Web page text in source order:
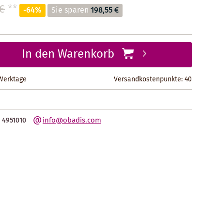
** -64% Sie sparen 198,55 €
In den Warenkorb
Versandkostenpunkte:40
info@obadis.com